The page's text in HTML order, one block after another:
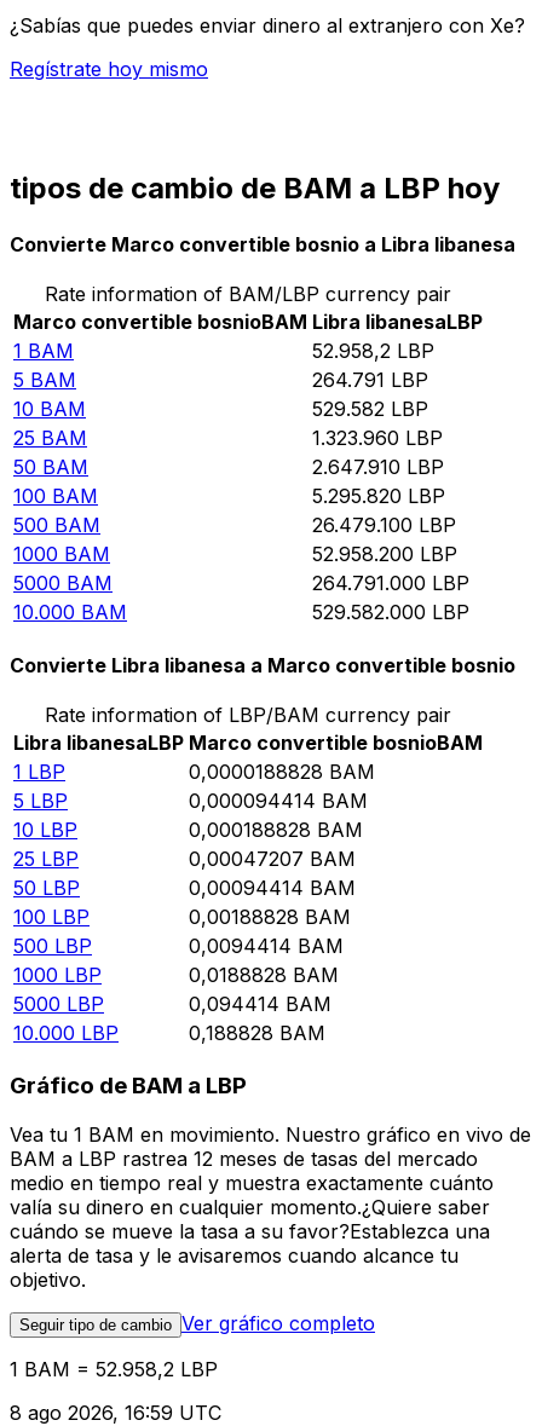
¿Sabías que puedes enviar dinero al extranjero con Xe?
Regístrate hoy mismo
tipos de cambio de BAM a LBP hoy
Convierte Marco convertible bosnio a Libra libanesa
Rate information of BAM/LBP currency pair
Marco convertible bosnioBAM Libra libanesaLBP
1 BAM 52.958,2 LBP
5 BAM 264.791 LBP
10 BAM 529.582 LBP
25 BAM 1.323.960 LBP
50 BAM 2.647.910 LBP
100 BAM 5.295.820 LBP
500 BAM 26.479.100 LBP
1000 BAM 52.958.200 LBP
5000 BAM 264.791.000 LBP
10.000 BAM 529.582.000 LBP
Convierte Libra libanesa a Marco convertible bosnio
Rate information of LBP/BAM currency pair
Libra libanesaLBP Marco convertible bosnioBAM
1 LBP 0,0000188828 BAM
5 LBP 0,000094414 BAM
10 LBP 0,000188828 BAM
25 LBP 0,00047207 BAM
50 LBP 0,00094414 BAM
100 LBP 0,00188828 BAM
500 LBP 0,0094414 BAM
1000 LBP 0,0188828 BAM
5000 LBP 0,094414 BAM
10.000 LBP 0,188828 BAM
Gráfico de BAM a LBP
Vea tu 1 BAM en movimiento. Nuestro gráfico en vivo de
BAM a LBP rastrea 12 meses de tasas del mercado
medio en tiempo real y muestra exactamente cuánto
valía su dinero en cualquier momento.¿Quiere saber
cuándo se mueve la tasa a su favor?Establezca una
alerta de tasa y le avisaremos cuando alcance tu
objetivo.
Seguir tipo de cambio Ver gráfico completo
1 BAM = 52.958,2 LBP
8 ago 2026, 16:59 UTC